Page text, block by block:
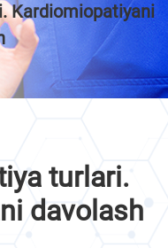
Kardiomiopatiyani
turlari.
davolash